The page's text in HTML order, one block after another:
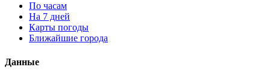
По часам
На 7 дней
Карты погоды
Ближайшие города
Данные